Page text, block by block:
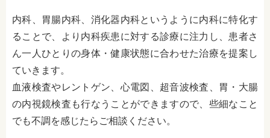
内科、胃腸内科、消化器内科というように内科に特化す
ることで、より内科疾患に対する診療に注力し、患者さ
ん一人ひとりの身体・健康状態に合わせた治療を提案し
ていきます。
血液検査やレントゲン、心電図、超音波検査、胃・大腸
の内視鏡検査も行なうことができますので、些細なこと
でも不調を感じたらご相談ください。